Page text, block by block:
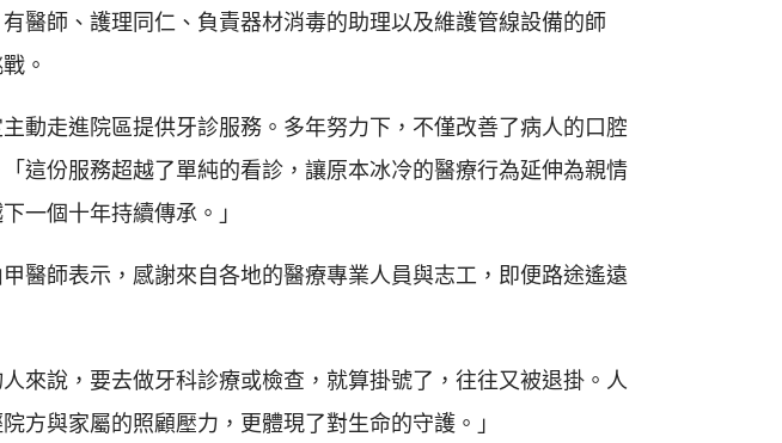
醫師、護理同仁、負責器材消毒的助理以及維護管線設備的師
。
動走進院區提供牙診服務。多年努力下，不僅改善了病人的口腔
這份服務超越了單純的看診，讓原本冰冷的醫療行為延伸為親情
一個十年持續傳承。」
醫師表示，感謝來自各地的醫療專業人員與志工，即便路途遙遠
來說，要去做牙科診療或檢查，就算掛號了，往往又被退掛。人
方與家屬的照顧壓力，更體現了對生命的守護。」